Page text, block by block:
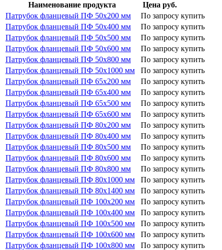
Наименование продукта
Цена руб.
Патрубок фланцевый ПФ 50х200 мм
По запросу купить
Патрубок фланцевый ПФ 50х400 мм
По запросу купить
Патрубок фланцевый ПФ 50х500 мм
По запросу купить
Патрубок фланцевый ПФ 50х600 мм
По запросу купить
Патрубок фланцевый ПФ 50х800 мм
По запросу купить
Патрубок фланцевый ПФ 50х1000 мм
По запросу купить
Патрубок фланцевый ПФ 65х200 мм
По запросу купить
Патрубок фланцевый ПФ 65х400 мм
По запросу купить
Патрубок фланцевый ПФ 65х500 мм
По запросу купить
Патрубок фланцевый ПФ 65х600 мм
По запросу купить
Патрубок фланцевый ПФ 80х200 мм
По запросу купить
Патрубок фланцевый ПФ 80х400 мм
По запросу купить
Патрубок фланцевый ПФ 80х500 мм
По запросу купить
Патрубок фланцевый ПФ 80х600 мм
По запросу купить
Патрубок фланцевый ПФ 80х800 мм
По запросу купить
Патрубок фланцевый ПФ 80х1000 мм
По запросу купить
Патрубок фланцевый ПФ 80х1400 мм
По запросу купить
Патрубок фланцевый ПФ 100х200 мм
По запросу купить
Патрубок фланцевый ПФ 100х400 мм
По запросу купить
Патрубок фланцевый ПФ 100х500 мм
По запросу купить
Патрубок фланцевый ПФ 100х600 мм
По запросу купить
Патрубок фланцевый ПФ 100х800 мм
По запросу купить